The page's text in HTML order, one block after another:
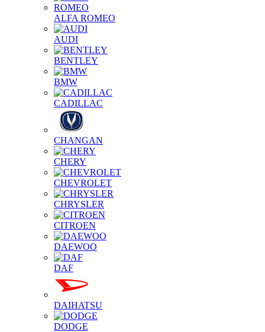
ALFA ROMEO
AUDI
BENTLEY
BMW
CADILLAC
CHANGAN
CHERY
CHEVROLET
CHRYSLER
CITROEN
DAEWOO
DAF
DAIHATSU
DODGE